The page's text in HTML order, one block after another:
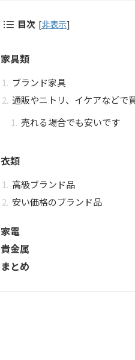
目次 [非表示]
家具類
ブランド家具
通販やニトリ、イケアなどで
売れる場合でも安いです
衣類
高級ブランド品
安い価格のブランド品
家電
貴金属
まとめ